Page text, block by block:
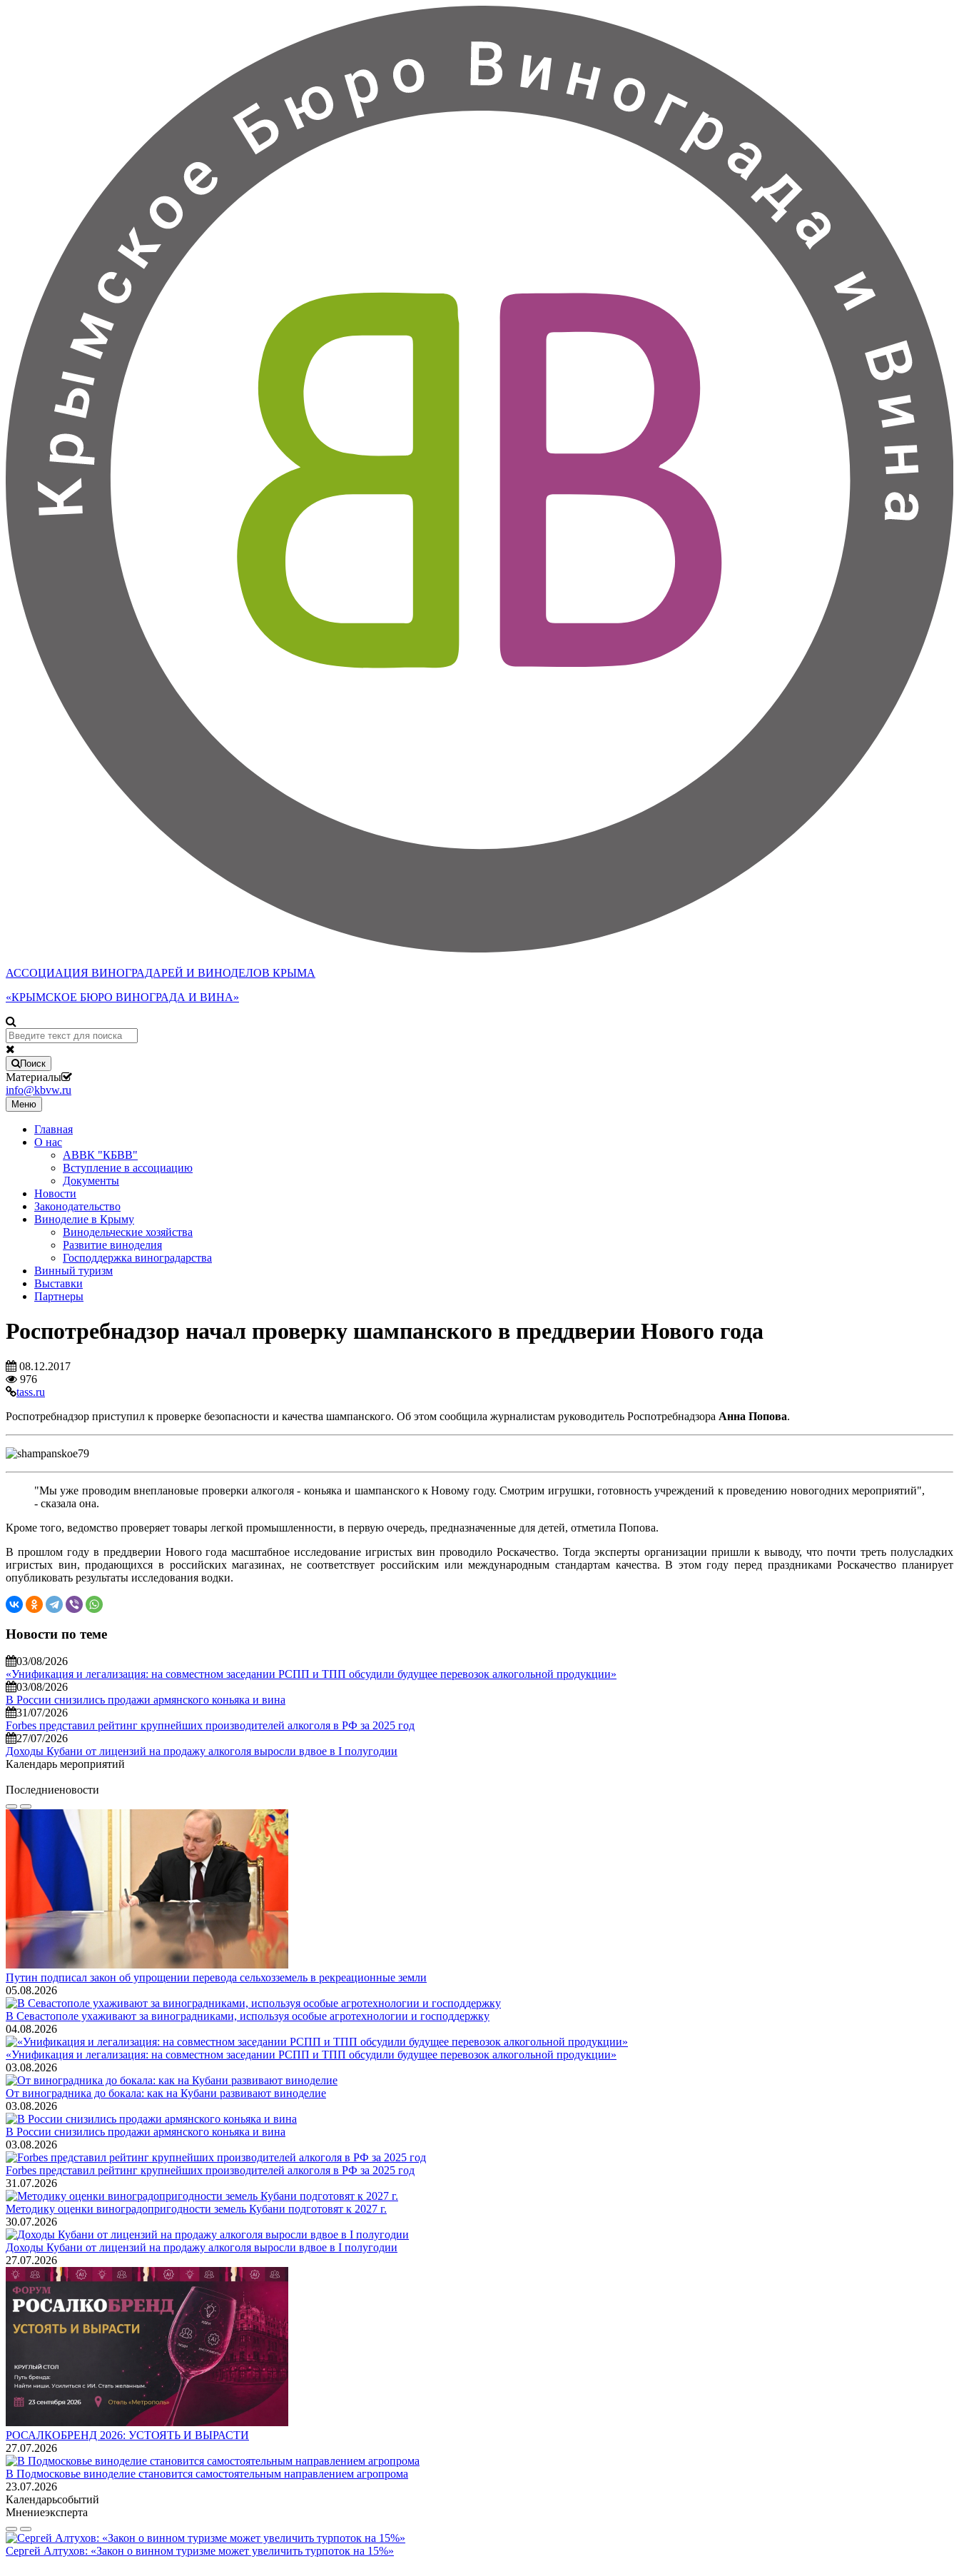
АССОЦИАЦИЯ ВИНОГРАДАРЕЙ И ВИНОДЕЛОВ КРЫМА
«КРЫМСКОЕ БЮРО ВИНОГРАДА И ВИНА»
Поиск
Материалы
info@kbvw.ru
Меню
Главная
О нас
АВВК "КБВВ"
Вступление в ассоциацию
Документы
Новости
Законодательство
Виноделие в Крыму
Винодельческие хозяйства
Развитие виноделия
Господдержка виноградарства
Винный туризм
Выставки
Партнеры
Роспотребнадзор начал проверку шампанского в преддверии Нового года
08.12.2017
976
tass.ru
Роспотребнадзор приступил к проверке безопасности и качества шампанского. Об этом сообщила журналистам руководитель Роспотребнадзора Анна Попова.
"Мы уже проводим внеплановые проверки алкоголя - коньяка и шампанского к Новому году. Смотрим игрушки, готовность учреждений к проведению новогодних мероприятий",
- сказала она.
Кроме того, ведомство проверяет товары легкой промышленности, в первую очередь, предназначенные для детей, отметила Попова.
В прошлом году в преддверии Нового года масштабное исследование игристых вин проводило Роскачество. Тогда эксперты организации пришли к выводу, что почти треть полусладких
игристых вин, продающихся в российских магазинах, не соответствует российским или международным стандартам качества. В этом году перед праздниками Роскачество планирует
опубликовать результаты исследования водки.
Новости по теме
03/08/2026
«Унификация и легализация: на совместном заседании РСПП и ТПП обсудили будущее перевозок алкогольной продукции»
03/08/2026
В России снизились продажи армянского коньяка и вина
31/07/2026
Forbes представил рейтинг крупнейших производителей алкоголя в РФ за 2025 год
27/07/2026
Доходы Кубани от лицензий на продажу алкоголя выросли вдвое в I полугодии
Календарь мероприятий
Последниеновости
Путин подписал закон об упрощении перевода сельхозземель в рекреационные земли
05.08.2026
В Севастополе ухаживают за виноградниками, используя особые агротехнологии и господдержку
04.08.2026
«Унификация и легализация: на совместном заседании РСПП и ТПП обсудили будущее перевозок алкогольной продукции»
03.08.2026
От виноградника до бокала: как на Кубани развивают виноделие
03.08.2026
В России снизились продажи армянского коньяка и вина
03.08.2026
Forbes представил рейтинг крупнейших производителей алкоголя в РФ за 2025 год
31.07.2026
Методику оценки виноградопригодности земель Кубани подготовят к 2027 г.
30.07.2026
Доходы Кубани от лицензий на продажу алкоголя выросли вдвое в I полугодии
27.07.2026
РОСАЛКОБРЕНД 2026: УСТОЯТЬ И ВЫРАСТИ
27.07.2026
В Подмосковье виноделие становится самостоятельным направлением агропрома
23.07.2026
Календарьсобытий
Мнениеэксперта
Сергей Алтухов: «Закон о винном туризме может увеличить турпоток на 15%»